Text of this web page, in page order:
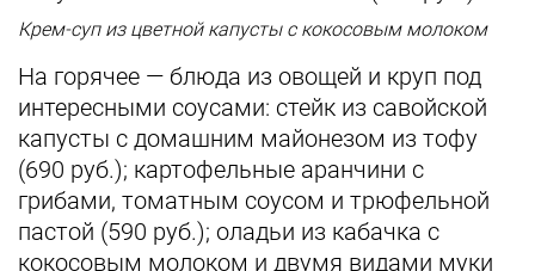
Крем-суп из цветной капусты с кокосовым молоком
На горячее — блюда из овощей и круп под
интересными соусами: стейк из савойской
капусты с домашним майонезом из тофу
(690 руб.); картофельные аранчини с
грибами, томатным соусом и трюфельной
пастой (590 руб.); оладьи из кабачка с
кокосовым молоком и двумя видами муки